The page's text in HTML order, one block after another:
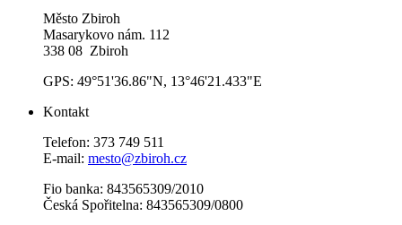
Město Zbiroh
Masarykovo nám. 112
338 08 Zbiroh
GPS: 49°51'36.86"N, 13°46'21.433"E
Kontakt
Telefon: 373 749 511
E-mail: mesto@zbiroh.cz
Fio banka: 843565309/2010
Česká Spořitelna: 843565309/0800